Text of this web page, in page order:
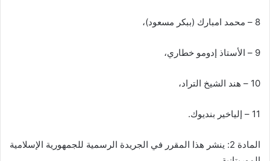
8 – محمد امبارك (ببكر مسعود)،
9 – الأستاذ إدومو خطاري،
10 – هند الشيخ التراد،
11 – إلياخير بنديوك.
المادة 2: ينشر هذا المقرر في الجريدة الرسمية للجمهورية الإسلامية